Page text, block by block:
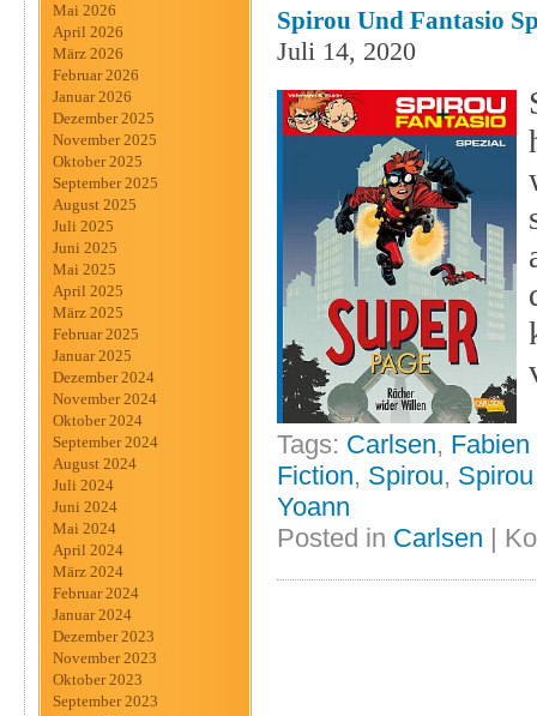
Mai 2026
April 2026
März 2026
Februar 2026
Januar 2026
Dezember 2025
November 2025
Oktober 2025
September 2025
August 2025
Juli 2025
Juni 2025
Mai 2025
April 2025
März 2025
Februar 2025
Januar 2025
Dezember 2024
November 2024
Oktober 2024
September 2024
August 2024
Juli 2024
Juni 2024
Mai 2024
April 2024
März 2024
Februar 2024
Januar 2024
Dezember 2023
November 2023
Oktober 2023
September 2023
Spirou Und Fantasio
Juli 14, 2020
Tags: Carlsen,
Fiction, Spirou,
Yoann
Posted in Carlsen |